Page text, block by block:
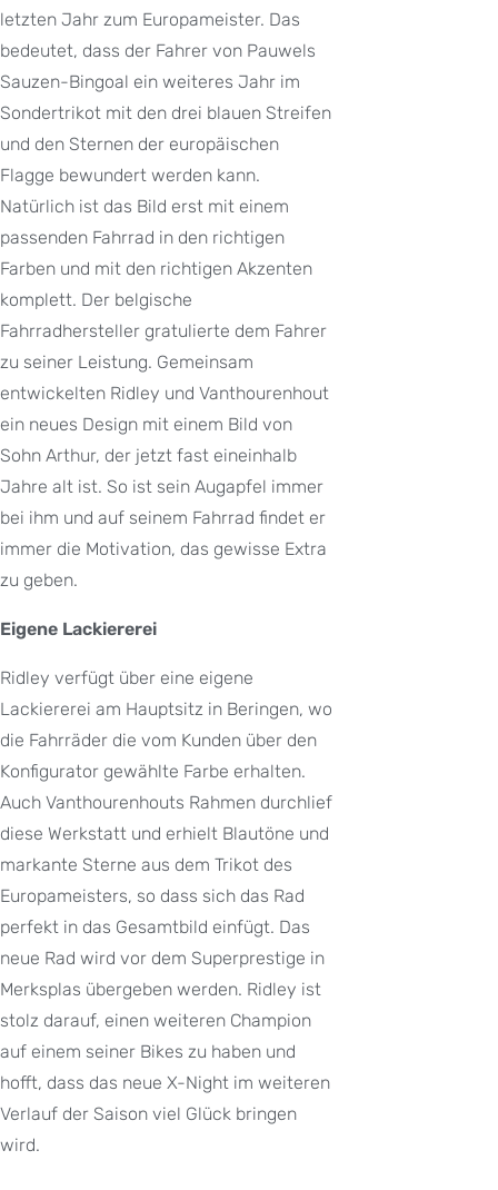
letzten Jahr zum Europameister. Das
bedeutet, dass der Fahrer von Pauwels
Sauzen-Bingoal ein weiteres Jahr im
Sondertrikot mit den drei blauen Streifen
und den Sternen der europäischen
Flagge bewundert werden kann.
Natürlich ist das Bild erst mit einem
passenden Fahrrad in den richtigen
Farben und mit den richtigen Akzenten
komplett. Der belgische
Fahrradhersteller gratulierte dem Fahrer
zu seiner Leistung. Gemeinsam
entwickelten Ridley und Vanthourenhout
ein neues Design mit einem Bild von
Sohn Arthur, der jetzt fast eineinhalb
Jahre alt ist. So ist sein Augapfel immer
bei ihm und auf seinem Fahrrad findet er
immer die Motivation, das gewisse Extra
zu geben.
Eigene Lackiererei
Ridley verfügt über eine eigene
Lackiererei am Hauptsitz in Beringen, wo
die Fahrräder die vom Kunden über den
Konfigurator gewählte Farbe erhalten.
Auch Vanthourenhouts Rahmen durchlief
diese Werkstatt und erhielt Blautöne und
markante Sterne aus dem Trikot des
Europameisters, so dass sich das Rad
perfekt in das Gesamtbild einfügt. Das
neue Rad wird vor dem Superprestige in
Merksplas übergeben werden. Ridley ist
stolz darauf, einen weiteren Champion
auf einem seiner Bikes zu haben und
hofft, dass das neue X-Night im weiteren
Verlauf der Saison viel Glück bringen
wird.